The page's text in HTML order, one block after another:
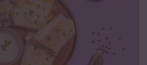
19 %, Kokosmilch* 17 %